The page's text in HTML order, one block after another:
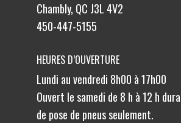
Chambly, QC J3L 4V2
450-447-5155
HEURES D’OUVERTURE
Lundi au vendredi 8h00 à 17h00
Ouvert le samedi de 8 h à 12 h
de pose de pneus seulement.